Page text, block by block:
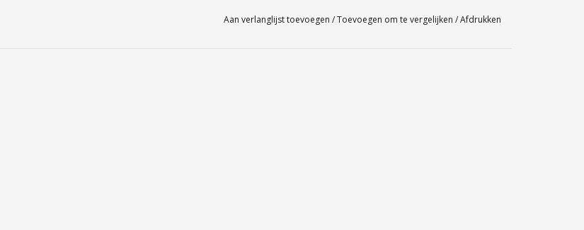
Aan verlanglijst toevoegen /Toevoegen om te vergelijken /Afdrukken